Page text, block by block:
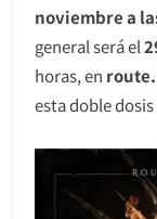
noviembre a
general será el
horas, en
esta doble